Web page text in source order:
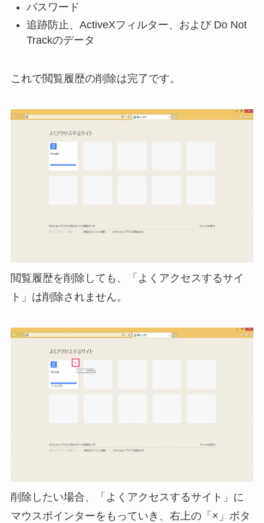
パスワード
追跡防止、ActiveXフィルター、および Do Not
Trackのデータ
これで閲覧履歴の削除は完了です。
閲覧履歴を削除しても、「よくアクセスするサイ
ト」は削除されません。
削除したい場合、「よくアクセスするサイト」に
マウスポインターをもっていき、右上の「×」ボタ